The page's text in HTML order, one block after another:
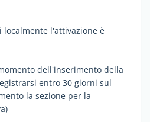
l'attivazione è
dell'inserimento della
entro 30 giorni sul
la sezione per la